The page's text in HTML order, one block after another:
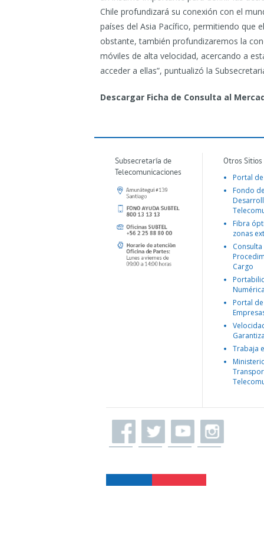
Chile profundizará su conexión con el
países del Asia Pacífico, permitiendo que
obstante, también profundizaremos la
móviles de alta velocidad, acercando a
acceder a ellas”, puntualizó la
Descargar Ficha de Consulta al
Subsecretaría de
Telecomunicaciones
Otros
Portal
Fondo
Fibra
zonas
Consulta
Cargo
Portal
Trabaja